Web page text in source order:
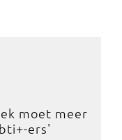
moet meer
ers'